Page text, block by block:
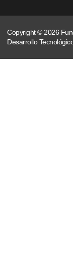
Copyright © 2026
Desarrollo